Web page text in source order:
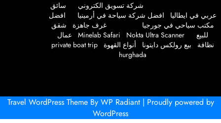
شركة تسويق الكتروني
سائق
في ايطاليا افضل شركة سياحة في أرمينيا
افضل
سياحي في جورجيا
غرف جاهزة شقق
Minelab Safari Nokta Ultra Scanner
عمال
بيع رولكس دايتونا أنواع القهوة private boat trip
hurghada
Travel WordPress ThemeBy WP Radiant| Proudly powered
WordPress